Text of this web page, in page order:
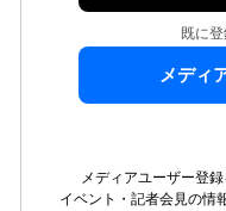
既に
メディ
メディアユーザー登
イベント・記者会見の情